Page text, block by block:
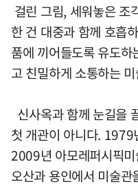
걸린 그림, 세워놓은 조
한 건 대중과 함께 호흡
품에 끼어들도록 유도
고 친밀하게 소통하는
신사옥과 함께 눈길을
첫 개관이 아니다. 1979
2009년 아모레퍼시픽
오산과 용인에서 미술